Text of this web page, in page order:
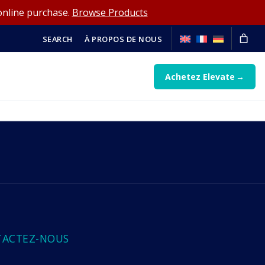
purchase. Browse Products
SEARCH À PROPOS DE NOUS
Achetez Elevate
NOUS